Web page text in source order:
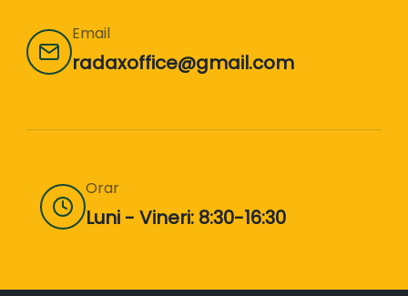
Email
radaxoffice@gmail.com
Orar
Luni - Vineri: 8:30-16:30